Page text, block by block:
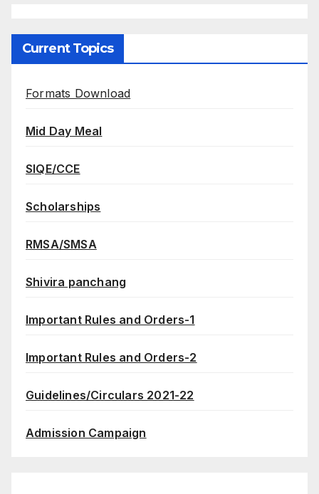
Current Topics
Formats Download
Mid Day Meal
SIQE/CCE
Scholarships
RMSA/SMSA
Shivira panchang
Important Rules and Orders-1
Important Rules and Orders-2
Guidelines/Circulars 2021-22
Admission Campaign